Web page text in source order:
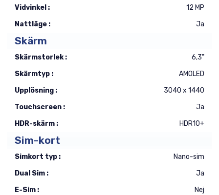
Vidvinkel :
12 MP
Nattläge :
Ja
Skärm
Skärmstorlek :
6,3"
Skärmtyp :
AMOLED
Upplösning :
3040 x 1440
Touchscreen :
Ja
HDR-skärm :
HDR10+
Sim-kort
Simkort typ :
Nano-sim
Dual Sim :
Ja
E-Sim :
Nej